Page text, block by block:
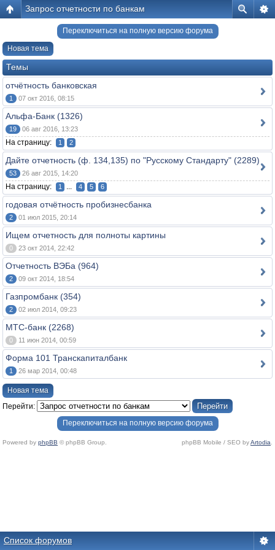
Запрос отчетности по банкам
Переключиться на полную версию форума
Новая тема
Темы
отчётность банковская
1 07 окт 2016, 08:15
Альфа-Банк (1326)
19 06 авг 2016, 13:23
На страницу: 1 2
Дайте отчетность (ф. 134,135) по "Русскому Стандарту" (2289)
53 26 авг 2015, 14:20
На страницу: 1 ... 4 5 6
годовая отчётность пробизнесбанка
2 01 июл 2015, 20:14
Ищем отчетность для полноты картины
0 23 окт 2014, 22:42
Отчетность ВЭБа (964)
2 09 окт 2014, 18:54
Газпромбанк (354)
2 02 июл 2014, 09:23
МТС-банк (2268)
0 11 июн 2014, 00:59
Форма 101 Транскапиталбанк
1 26 мар 2014, 00:48
Новая тема
Перейти:
Переключиться на полную версию форума
Powered by phpBB © phpBB Group. phpBB Mobile / SEO byArtodia
Список форумов